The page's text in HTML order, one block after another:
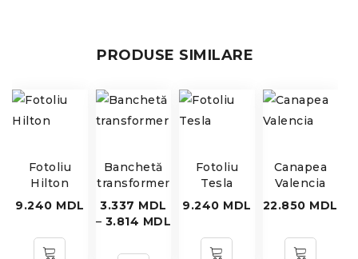
PRODUSE SIMILARE
Fotoliu
Hilton
9.240 MDL
Banchetă
transformer
3.337 MDL
– 3.814 MDL
Fotoliu
Tesla
9.240 MDL
Canapea
Valencia
22.850 MDL